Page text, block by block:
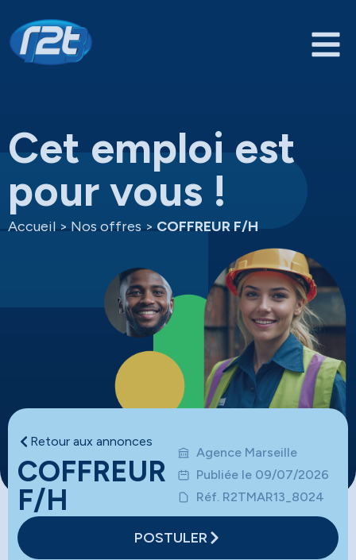
Cet emploi est
pour vous !
Accueil > Nos offres > COFFREUR F/H
Retour aux annonces
COFFREUR
F/H
Agence Marseille
Publiée le 09/07/2026
Réf. R2TMAR13_8024
POSTULER